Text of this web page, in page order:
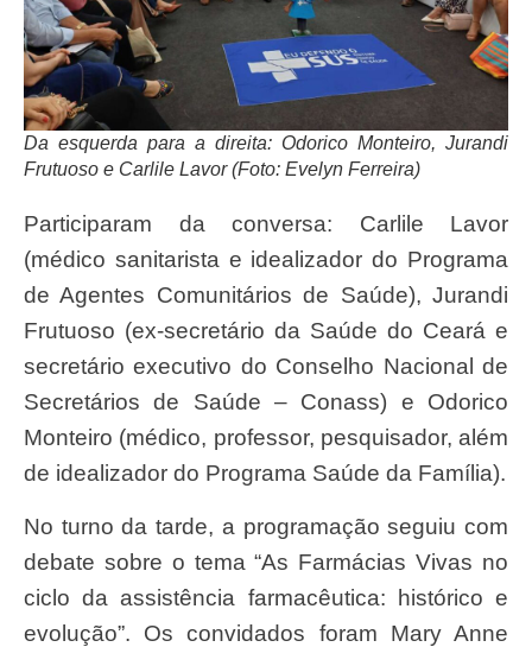
Da esquerda para a direita: Odorico Monteiro, Jurandi
Frutuoso e Carlile Lavor (Foto: Evelyn Ferreira)
Participaram da conversa: Carlile Lavor
(médico sanitarista e idealizador do Programa
de Agentes Comunitários de Saúde), Jurandi
Frutuoso (ex-secretário da Saúde do Ceará e
secretário executivo do Conselho Nacional de
Secretários de Saúde – Conass) e Odorico
Monteiro (médico, professor, pesquisador, além
de idealizador do Programa Saúde da Família).
No turno da tarde, a programação seguiu com
debate sobre o tema “As Farmácias Vivas no
ciclo da assistência farmacêutica: histórico e
evolução”. Os convidados foram Mary Anne